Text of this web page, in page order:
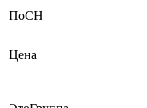
ПоСН
Цена